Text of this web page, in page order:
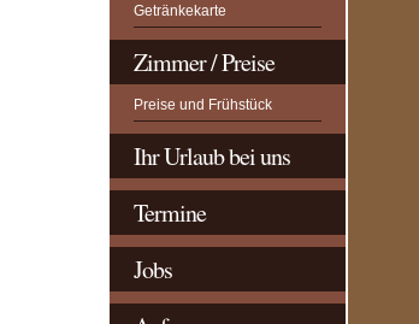
Getränkekarte
Zimmer / Preise
Preise und Frühstück
Ihr Urlaub bei uns
Termine
Jobs